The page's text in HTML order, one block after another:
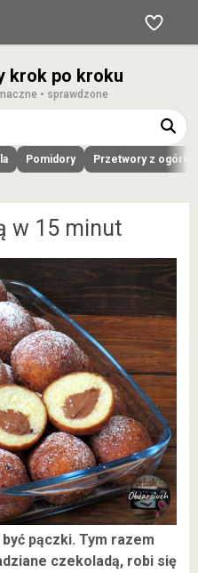
krok po kroku
• sprawdzone
Pomidory Przetwory z
w 15 minut
pączki. Tym razem
czekoladą, robi się